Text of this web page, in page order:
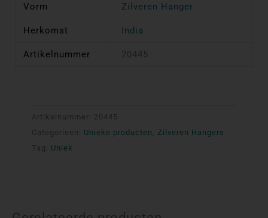
Vorm Zilveren Hanger
Herkomst India
Artikelnummer 20445
Artikelnummer: 20445
Categorieën:
Unieke producten , Zilveren Hangers
Tag:
Uniek